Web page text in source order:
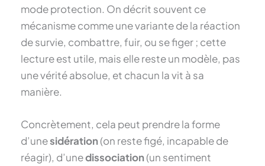
mode protection. On décrit souvent ce
mécanisme comme une variante de la réaction
de survie, combattre, fuir, ou se figer ; cette
lecture est utile, mais elle reste un modèle, pas
une vérité absolue, et chacun la vit à sa
manière.
Concrètement, cela peut prendre la forme
d’unesidération(on reste figé, incapable de
réagir), d’unedissociation(un sentiment